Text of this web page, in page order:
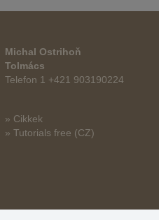
Michal Ostrihoň
Tolmács
Telefon 1 +421 903190224
» Cikkek
» Tutorials free (CZ)